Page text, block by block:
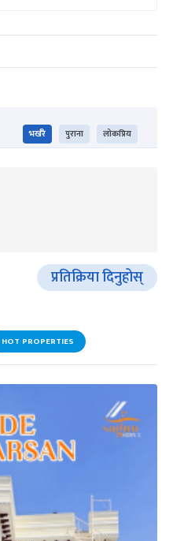
भर्खरै पुराना लोकप्रिय
प्रतिक्रिया दिनुहोस्
HOT PROPERTIES